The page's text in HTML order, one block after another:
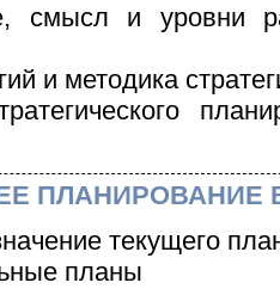
смысл и уровни
и методика
текущего
планы